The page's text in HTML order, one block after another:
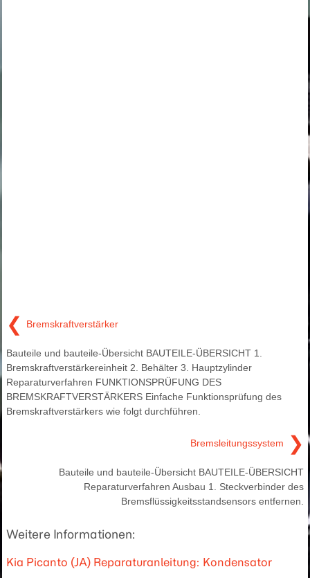
❮ Bremskraftverstärker
Bauteile und bauteile-Übersicht BAUTEILE-ÜBERSICHT 1.
Bremskraftverstärkereinheit 2. Behälter 3. Hauptzylinder
Reparaturverfahren FUNKTIONSPRÜFUNG DES
BREMSKRAFTVERSTÄRKERS Einfache Funktionsprüfung des
Bremskraftverstärkers wie folgt durchführen.
Bremsleitungssystem ❯
Bauteile und bauteile-Übersicht BAUTEILE-ÜBERSICHT
Reparaturverfahren Ausbau 1. Steckverbinder des
Bremsflüssigkeitsstandsensors entfernen.
Weitere Informationen:
Kia Picanto (JA) Reparaturanleitung: Kondensator